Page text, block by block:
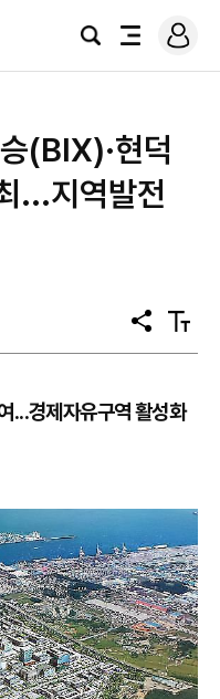
검
전
로
그
(BIX)·현덕
...지역발전
공
유
텍
스
기
...경제자유구역 활성화